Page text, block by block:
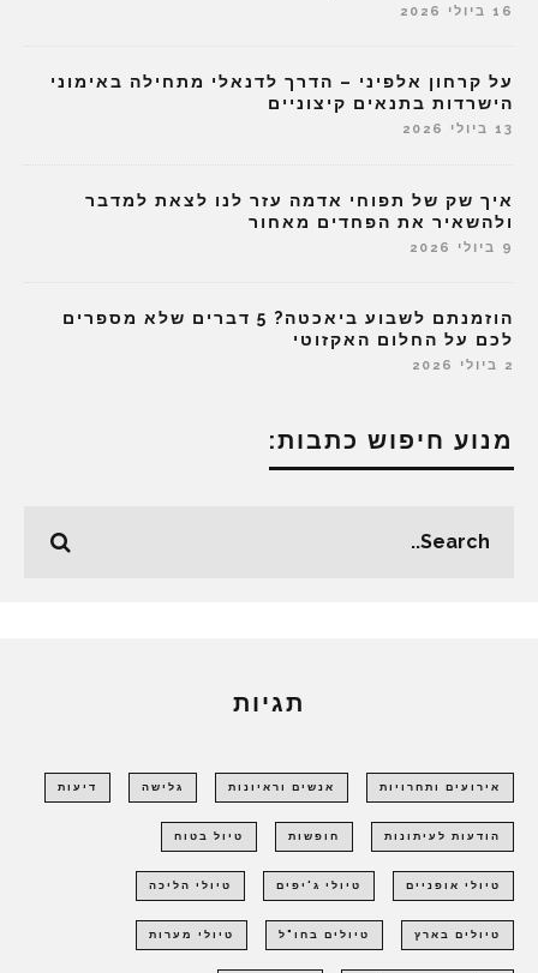
16 ביולי 2026
על קרחון אלפיני – הדרך לדנאלי מתחילה באימוני
הישרדות בתנאים קיצוניים
13 ביולי 2026
איך שק של תפוחי אדמה עזר לנו לצאת למדבר
ולהשאיר את הפחדים מאחור
9 ביולי 2026
הוזמנתם לשבוע ביאכטה? 5 דברים שלא מספרים
לכם על החלום האקזוטי
2 ביולי 2026
מנוע חיפוש כתבות:
תגיות
אירועים ותחרויות אנשים וראיונות גלישה דיעות
הודעות לעיתונות חופשות טיול בטוח
טיולי אופניים טיולי ג'יפים טיולי הליכה
טיולים בארץ טיולים בחו"ל טיולי מערות